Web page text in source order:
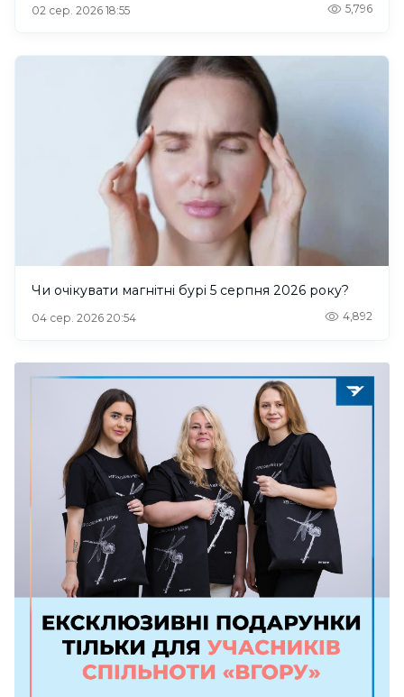
02 сер. 2026 18:55 5,796
Чи очікувати магнітні бурі 5 серпня 2026 року?
04 сер. 2026 20:54 4,892